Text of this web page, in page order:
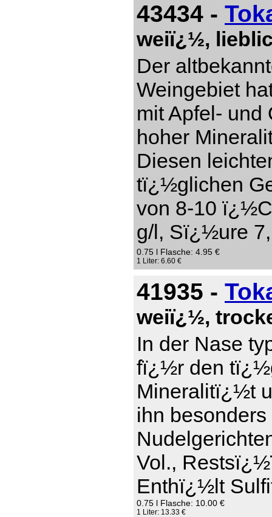
43434 -
weiï¿½,
Der
Weingebiet
mit Apfel- und
hoher
Diesen
tï¿½glichen
von 8-10
g/l, Sï¿½ure
0.75 l Flasche: 4.95 €
1 Liter: 6.60 €
41935 -
weiï¿½,
In der Nase
fï¿½r den
Mineralitï¿½t
ihn
Vol.,
Enthï¿½lt
0.75 l Flasche: 10.00 €
1 Liter: 13.33 €